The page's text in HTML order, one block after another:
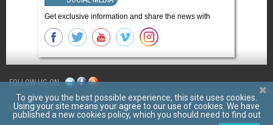
Get exclusive information and share the news with
FOLLOW US ON
LES FILMS D'ICI CGV Mentions légales Contact
To give you the best possible experience, this site uses cookies.
Using your site means your agree to our use of cookies. We have
published a new cookies policy, which you should need to find out